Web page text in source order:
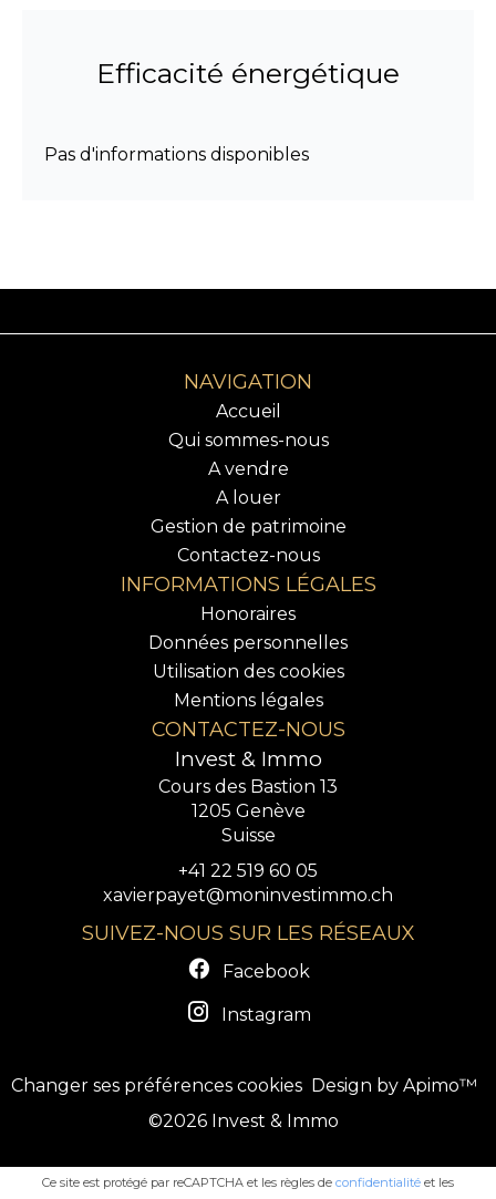
Efficacité énergétique
Pas d'informations disponibles
NAVIGATION
Accueil
Qui sommes-nous
A vendre
A louer
Gestion de patrimoine
Contactez-nous
INFORMATIONS LÉGALES
Honoraires
Données personnelles
Utilisation des cookies
Mentions légales
CONTACTEZ-NOUS
Invest & Immo
Cours des Bastion 13
1205 Genève
Suisse
+41 22 519 60 05
xavierpayet@moninvestimmo.ch
SUIVEZ-NOUS SUR LES RÉSEAUX
Facebook
Instagram
Changer ses préférences cookies Design by Apimo™
©2026 Invest & Immo
Ce site est protégé par reCAPTCHA et les règles de confidentialité et les